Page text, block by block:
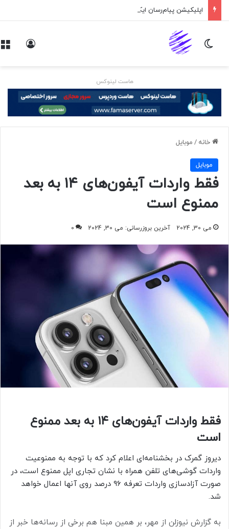
اپلیکیشن پیام‌رسان ایکس در راه است
تغییر پوسته
هاست لینوکس
خانه / موبايل
موبايل
فقط واردات آیفون‌های ۱۴ به بعد
ممنوع است
می 30, 2024 آخرین بروزرسانی: می 30, 2024 0
فقط واردات آیفون‌های ۱۴ به بعد ممنوع
است
دیروز گمرک در بخشنامه‌ای اعلام کرد که با توجه به ممنوعیت
واردات گوشی‌های تلفن همراه با نشان تجاری اپل ممنوع است، در
صورت آزادسازی واردات تعرفه ۹۶ درصد روی آنها اعمال خواهد
شد.
به گزارش نیوزلن از مهر، بر همین مبنا هم برخی از رسانه‌ها خبر از